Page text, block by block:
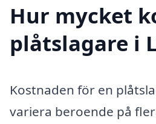
Hur mycket
plåtslagare i
Kostnaden för en
variera beroende på